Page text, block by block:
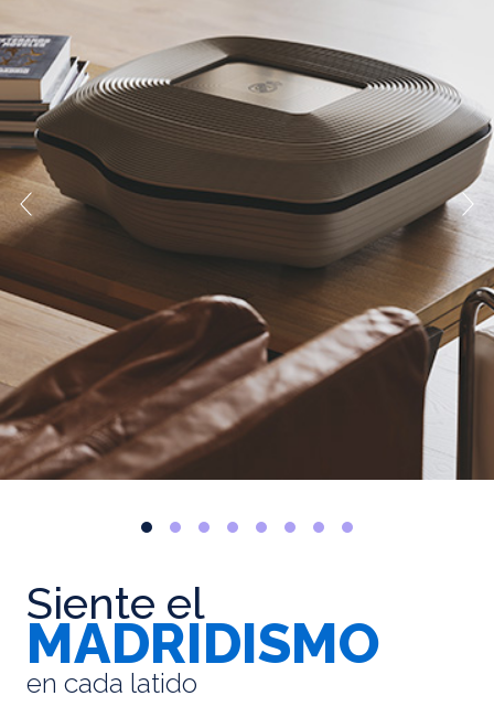
Siente el
MADRIDISMO
en cada latido